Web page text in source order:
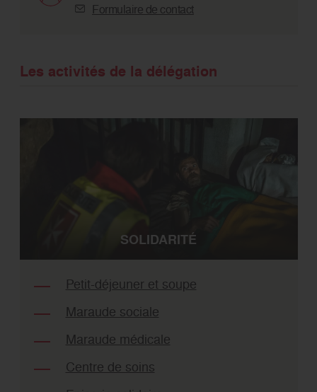
Formulaire de contact
Les activités de la délégation
SOLIDARITÉ
Petit-déjeuner et soupe
Maraude sociale
Maraude médicale
Centre de soins